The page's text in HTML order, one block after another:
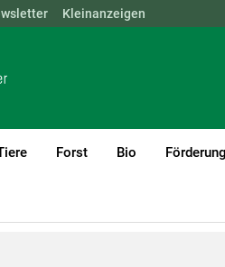
NÖ OÖ SBG STMK
Kleinanzeigen
Forst Bio